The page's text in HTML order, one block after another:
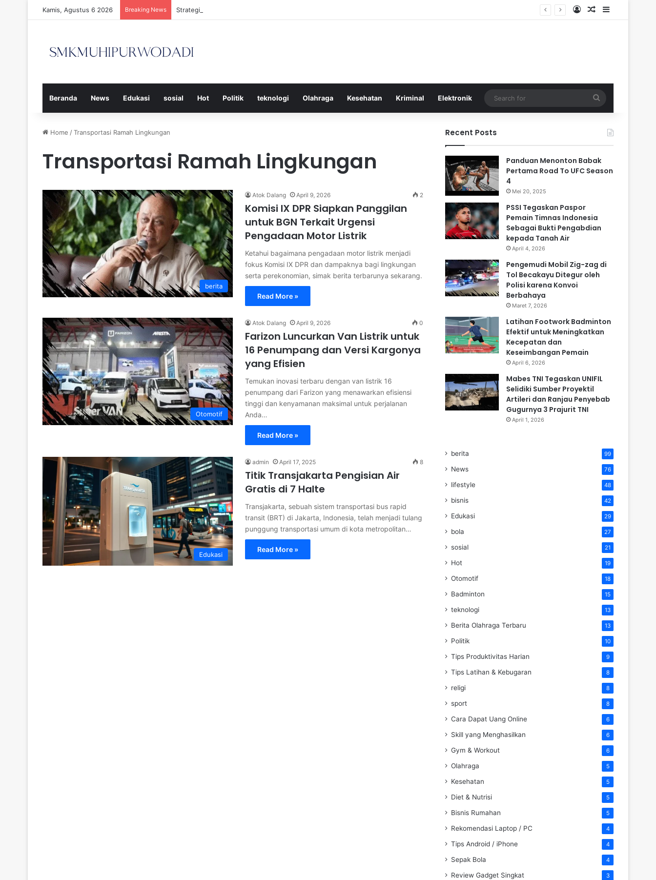
Kamis, Agustus 6 2026 Breaking News Strategi Efektif Menggunakan Media Sosial untuk Menghemat Waktu Berharga Anda Log InRandom Article
Sidebar
Beranda News Edukasi sosial Hot Politik teknologi Olahraga Kesehatan Kriminal Elektronik
for
Home /Transportasi Ramah Lingkungan
Transportasi Ramah Lingkungan
berita
Atok Dalang April 9, 2026 2
Komisi IX DPR Siapkan Panggilan
untuk BGN Terkait Urgensi
Pengadaan Motor Listrik
Ketahui bagaimana pengadaan motor listrik menjadi
fokus Komisi IX DPR dan dampaknya bagi lingkungan
serta perekonomian, simak berita terbarunya sekarang.
Read More »
Otomotif
Atok Dalang April 9, 2026 0
Farizon Luncurkan Van Listrik untuk
16 Penumpang dan Versi Kargonya
yang Efisien
Temukan inovasi terbaru dengan van listrik 16
penumpang dari Farizon yang menawarkan efisiensi
tinggi dan kenyamanan maksimal untuk perjalanan
Anda…
Read More »
Edukasi
admin April 17, 2025 8
Titik Transjakarta Pengisian Air
Gratis di 7 Halte
Transjakarta, sebuah sistem transportasi bus rapid
transit (BRT) di Jakarta, Indonesia, telah menjadi tulang
punggung transportasi umum di kota metropolitan…
Read More »
Recent Posts
Panduan Menonton Babak
Pertama Road To UFC Season
4
Mei 20, 2025
PSSI Tegaskan Paspor
Pemain Timnas Indonesia
Sebagai Bukti Pengabdian
kepada Tanah Air
April 4, 2026
Pengemudi Mobil Zig-zag di
Tol Becakayu Ditegur oleh
Polisi karena Konvoi
Berbahaya
Maret 7, 2026
Latihan Footwork Badminton
Efektif untuk Meningkatkan
Kecepatan dan
Keseimbangan Pemain
April 6, 2026
Mabes TNI Tegaskan UNIFIL
Selidiki Sumber Proyektil
Artileri dan Ranjau Penyebab
Gugurnya 3 Prajurit TNI
April 1, 2026
berita 99
News 76
lifestyle 48
bisnis 42
Edukasi 29
bola 27
sosial 21
Hot 19
Otomotif 18
Badminton 15
teknologi 13
Berita Olahraga Terbaru 13
Politik 10
Tips Produktivitas Harian 9
Tips Latihan & Kebugaran 8
religi 8
sport 8
Cara Dapat Uang Online 6
Skill yang Menghasilkan 6
Gym & Workout 6
Olahraga 5
Kesehatan 5
Diet & Nutrisi 5
Bisnis Rumahan 5
Rekomendasi Laptop / PC 4
Tips Android / iPhone 4
Sepak Bola 4
Review Gadget Singkat 3